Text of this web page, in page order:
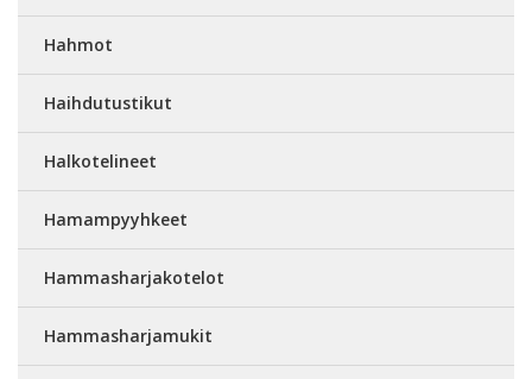
Hahmot
Haihdutustikut
Halkotelineet
Hamampyyhkeet
Hammasharjakotelot
Hammasharjamukit